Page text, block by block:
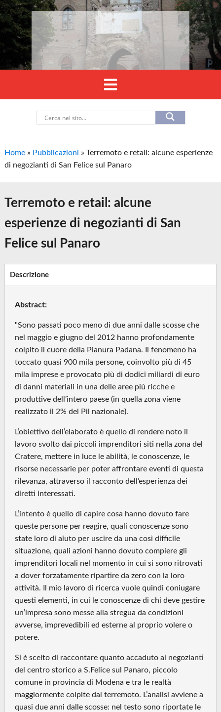
Home » Pubblicazioni »Terremoto e retail: alcune esperienze
di negozianti di San Felice sul Panaro
Terremoto e retail: alcune
esperienze di negozianti di San
Felice sul Panaro
Descrizione
Abstract:
"Sono passati poco meno di due anni dalle scosse che
nel maggio e giugno del 2012 hanno profondamente
colpito il cuore della Pianura Padana. Il fenomeno ha
toccato quasi 900 mila persone, coinvolto più di 45
mila imprese e provocato più di dodici miliardi di euro
di danni materiali in una delle aree più ricche e
produttive dell’intero paese (in quella zona viene
realizzato il 2% del Pil nazionale).
L’obiettivo dell’elaborato è quello di rendere noto il
lavoro svolto dai piccoli imprenditori siti nella zona del
Cratere, mettere in luce le abilità, le conoscenze, le
risorse necessarie per poter affrontare eventi di questa
rilevanza, attraverso il racconto dell’esperienza dei
diretti interessati.
L’intento è quello di capire cosa hanno dovuto fare
queste persone per reagire, quali conoscenze sono
state loro di aiuto per uscire da una così difficile
situazione, quali azioni hanno dovuto compiere gli
imprenditori locali nel momento in cui si sono ritrovati
a dover forzatamente ripartire da zero con la loro
attività. Il mio lavoro di ricerca vuole quindi coniugare
questi elementi, in cui le conoscenze di chi deve gestire
un’impresa sono messe alla stregua da condizioni
avverse, imprevedibili ed esterne al proprio volere o
potere.
Si è scelto di raccontare quanto accaduto ai negozianti
del centro storico a S.Felice sul Panaro, piccolo
comune in provincia di Modena e tra le realtà
maggiormente colpite dal terremoto. L’analisi avviene a
quasi due anni dalle scosse: nel testo sono riportate le